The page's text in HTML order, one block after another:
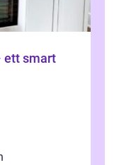
ett smart